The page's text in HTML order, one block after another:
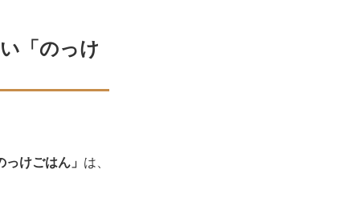
「のっけ
っけごはん」 は、